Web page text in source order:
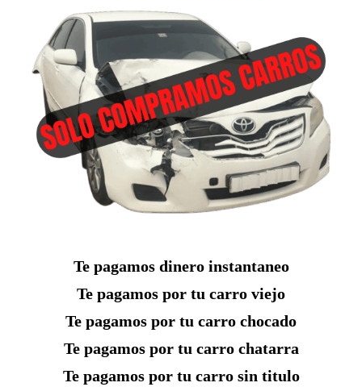
Te pagamos dinero instantaneo
Te pagamos por tu carro viejo
Te pagamos por tu carro chocado
Te pagamos por tu carro chatarra
Te pagamos por tu carro sin titulo